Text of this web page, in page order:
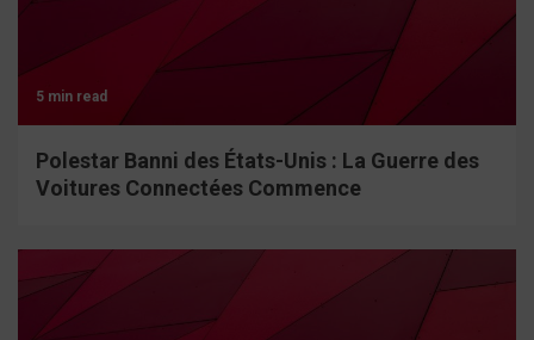
5 min read
Polestar Banni des États-Unis : La Guerre des
Voitures Connectées Commence